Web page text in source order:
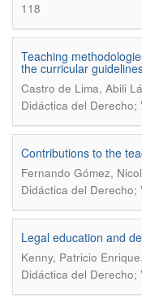
118
Teaching
the curricular
Castro de Lima, Abili
Didáctica del
Contributions to the
Fernando Gómez,
Didáctica del
Legal education and
Kenny, Patricio Enrique.
Didáctica del